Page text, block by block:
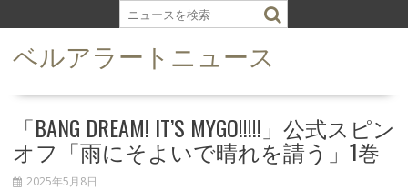
k
ベルアラートニュース
「BANG DREAM! IT’S MYGO!!!!!」公式スピン
オフ「雨にそよいで晴れを請う」1巻
2025年5月8日